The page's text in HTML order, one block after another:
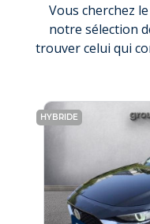
Vous cherchez
notre sélection
trouver celui qui
HYBRIDE